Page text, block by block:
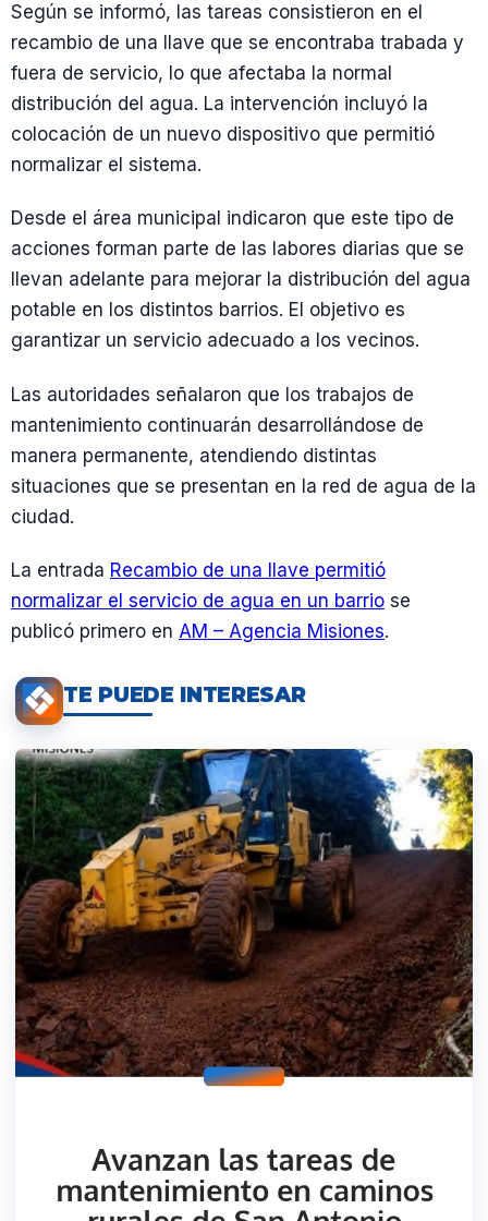
Según se informó, las tareas consistieron en el
recambio de una llave que se encontraba trabada y
fuera de servicio, lo que afectaba la normal
distribución del agua. La intervención incluyó la
colocación de un nuevo dispositivo que permitió
normalizar el sistema.
Desde el área municipal indicaron que este tipo de
acciones forman parte de las labores diarias que se
llevan adelante para mejorar la distribución del agua
potable en los distintos barrios. El objetivo es
garantizar un servicio adecuado a los vecinos.
Las autoridades señalaron que los trabajos de
mantenimiento continuarán desarrollándose de
manera permanente, atendiendo distintas
situaciones que se presentan en la red de agua de la
ciudad.
La entrada Recambio de una llave permitió
normalizar el servicio de agua en un barrio se
publicó primero en AM – Agencia Misiones.
TE PUEDE INTERESAR